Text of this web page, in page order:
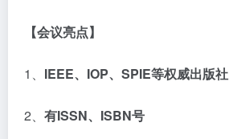
【会议亮点】
1、 IEEE、 IOP、 SPIE等权威出版社
2、 有ISSN、 ISBN号